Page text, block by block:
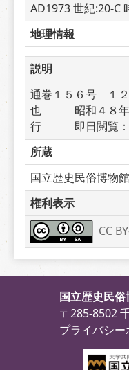
AD1973 世紀:20-C
地理情報
説明
通巻１５６号　１
也　　　昭和４８
行　　　即日閲覧
所蔵
国立歴史民俗博物館
権利表示
CC
国立歴史民俗
〒285-8502
プライバシー